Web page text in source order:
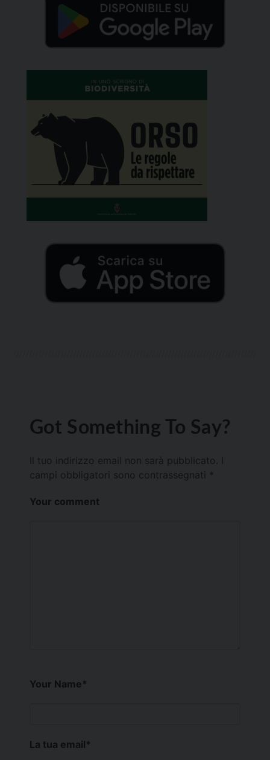
Got Something To Say?
Il tuo indirizzo email non sarà pubblicato.
campi obbligatori sono contrassegnati *
Your comment
Your Name*
La tua email*